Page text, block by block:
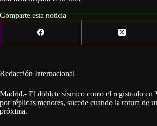
Comparte esta noticia
Redacción Internacional
Madrid.- El doblete sísmico como el registrado en
por réplicas menores, sucede cuando la rotura de
próxima.